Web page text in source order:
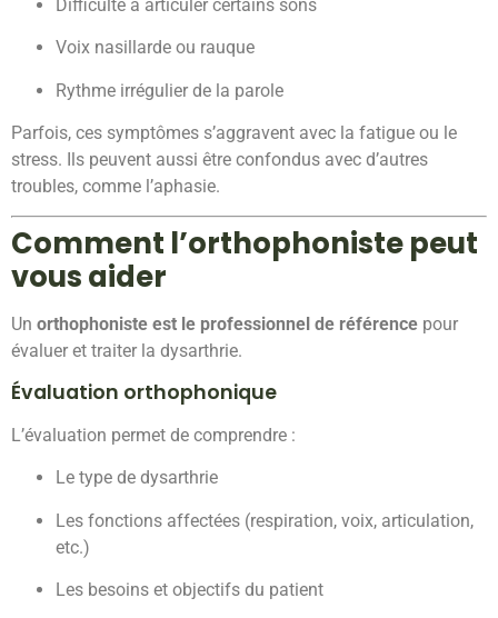
Difficulté à articuler certains sons
Voix nasillarde ou rauque
Rythme irrégulier de la parole
Parfois, ces symptômes s’aggravent avec la fatigue ou le
stress. Ils peuvent aussi être confondus avec d’autres
troubles, comme l’aphasie.
Comment l’orthophoniste peut
vous aider
Un orthophoniste est le professionnel de référence pour
évaluer et traiter la dysarthrie.
Évaluation orthophonique
L’évaluation permet de comprendre :
Le type de dysarthrie
Les fonctions affectées (respiration, voix, articulation,
etc.)
Les besoins et objectifs du patient